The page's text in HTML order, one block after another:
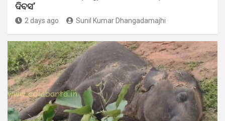
ଦିବସ’
2 days ago Sunil Kumar Dhangadamajhi